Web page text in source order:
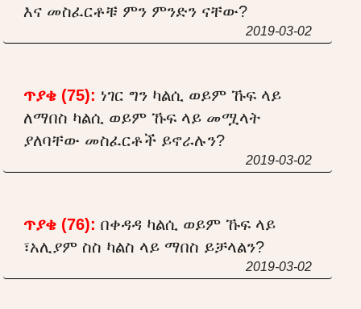
እና መስፈርቶቹ ምን ምንድን ናቸው?
2019-03-02
ጥያቄ (75): ነገር ግን ካልሲ ወይም ኹፍ ላይ
ለማበስ ካልሲ ወይም ኹፍ ላይ መሟላት
ያለባቸው መስፈርቶች ይኖራሉን?
2019-03-02
ጥያቄ (76): በቀዳዳ ካልሲ ወይም ኹፍ ላይ
፣አሊያም ስስ ካልስ ላይ ማበስ ይቻላልን?
2019-03-02